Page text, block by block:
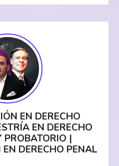
EN DERECHO
EN DERECHO
PROBATORIO |
DERECHO PENAL